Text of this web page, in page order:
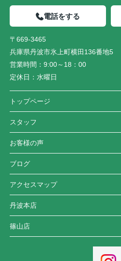
電話をする
〒669-3465
兵庫県丹波市氷上町横田136番地5
営業時間： 9:00～18：00
定休日： 水曜日
トップページ
スタッフ
お客様の声
ブログ
アクセスマップ
丹波本店
篠山店